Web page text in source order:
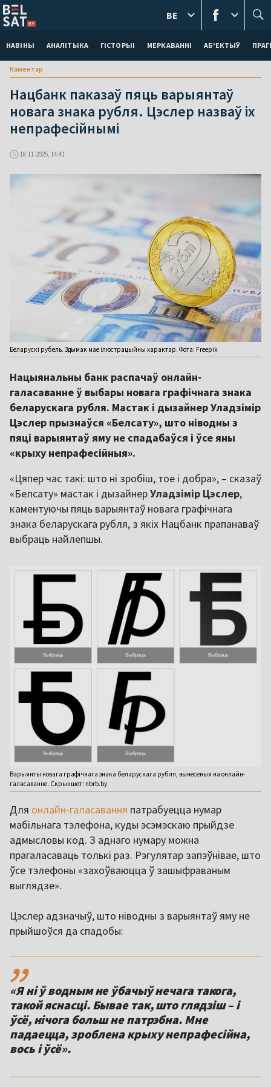
НАВІНЫ АНАЛІТЫКА ГІСТОРЫІ МЕРКАВАННI АБ'ЕКТЫЎ
BE
Каментар
Нацбанк паказаў пяць варыянтаў
новага знака рубля. Цэслер назваў іх
непрафесійнымі
18.11.2025, 14:41
Беларускі рубель. Здымак мае ілюстрацыйны характар. Фота: Freepik
Нацыянальны банк распачаў онлайн-
галасаванне ў выбары новага графічнага знака
беларускага рубля. Мастак і дызайнер Уладзімір
Цэслер прызнаўся «Белсату», што ніводны з
пяці варыянтаў яму не спадабаўся і ўсе яны
«крыху непрафесійныя».
«Цяпер час такі: што ні зробіш, тое і добра», – сказаў
«Белсату» мастак і дызайнерУладзімір Цэслер,
каментуючы пяць варыянтаў новага графічнага
знака беларускага рубля, з якіх Нацбанк прапанаваў
выбраць найлепшы.
Варыянты новага графічнага знака беларускага рубля, вынесеныя на онлайн-
галасаванне. Скрыншот: nbrb.by
Для онлайн-галасавання патрабуецца нумар
мабільнага тэлефона, куды эсэмэскаю прыйдзе
адмысловы код. З аднаго нумару можна
прагаласаваць толькі раз. Рэгулятар запэўнівае, што
ўсе тэлефоны «захоўваюцца ў зашыфраваным
выглядзе».
Цэслер адзначыў, што ніводны з варыянтаў яму не
прыйшоўся да спадобы:
,,
«Я ні ў водным не ўбачыў нечага такога,
такой яснасці. Бывае так, што глядзіш – і
ўсё, нічога больш не патрэбна. Мне
падаецца, зроблена крыху непрафесійна,
вось і ўсё».